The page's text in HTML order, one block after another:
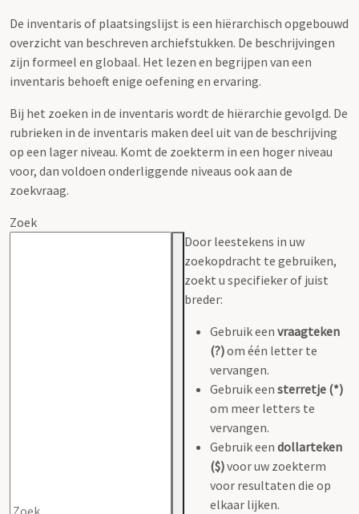
De inventaris of plaatsingslijst is een hiërarchisch opgebouwd
overzicht van beschreven archiefstukken. De beschrijvingen
zijn formeel en globaal. Het lezen en begrijpen van een
inventaris behoeft enige oefening en ervaring.
Bij het zoeken in de inventaris wordt de hiërarchie gevolgd. De
rubrieken in de inventaris maken deel uit van de beschrijving
op een lager niveau. Komt de zoekterm in een hoger niveau
voor, dan voldoen onderliggende niveaus ook aan de
zoekvraag.
Zoek
Door leestekens in uw
zoekopdracht te gebruiken,
zoekt u specifieker of juist
breder:
Gebruik een vraagteken
(?)om één letter te
vervangen.
Gebruik een sterretje (*)
om meer letters te
vervangen.
Gebruik een dollarteken
($)voor uw zoekterm
voor resultaten die op
elkaar lijken.